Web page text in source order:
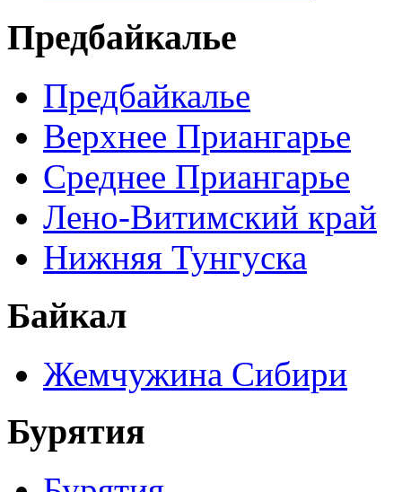
Предбайкалье
Предбайкалье
Верхнее Приангарье
Среднее Приангарье
Лено-Витимский край
Нижняя Тунгуска
Байкал
Жемчужина Сибири
Бурятия